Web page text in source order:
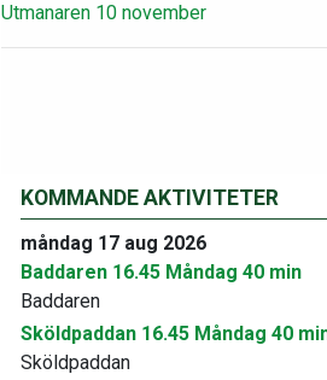
Utmanaren 10 november
KOMMANDE AKTIVITETER
måndag 17 aug 2026
Baddaren 16.45 Måndag 40 min
Baddaren
Sköldpaddan 16.45 Måndag 40
Sköldpaddan